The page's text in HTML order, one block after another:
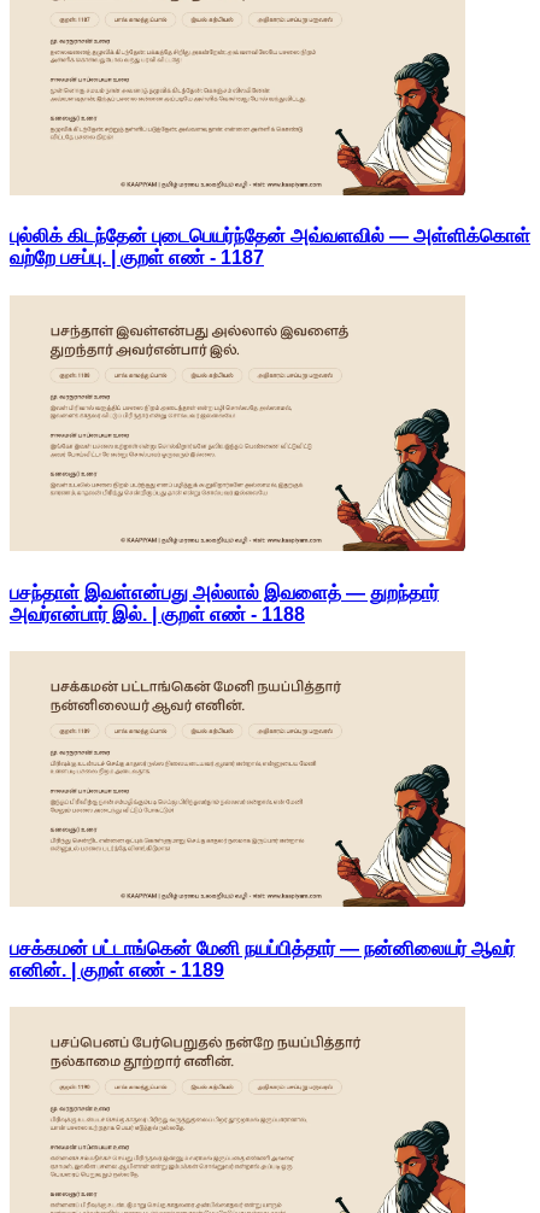
புல்லிக் கிடந்தேன் புடைபெயர்ந்தேன் அவ்வளவில் — அள்ளிக்கொள்
வற்றே பசப்பு. | குறள் எண் - 1187
பசந்தாள் இவள்என்பது அல்லால் இவளைத் — துறந்தார்
அவர்என்பார் இல். | குறள் எண் - 1188
பசக்கமன் பட்டாங்கென் மேனி நயப்பித்தார் — நன்னிலையர் ஆவர்
எனின். | குறள் எண் - 1189